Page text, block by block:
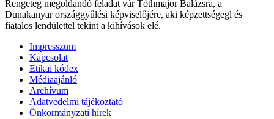
Rengeteg megoldandó feladat vár Tóthmajor Balázsra, a
Dunakanyar országgyűlési képviselőjére, aki képzettségegl és
fiatalos lendülettel tekint a kihívások elé.
Impresszum
Kapcsolat
Etikai kódex
Médiaajánló
Archívum
Adatvédelmi tájékoztató
Önkormányzati hírek